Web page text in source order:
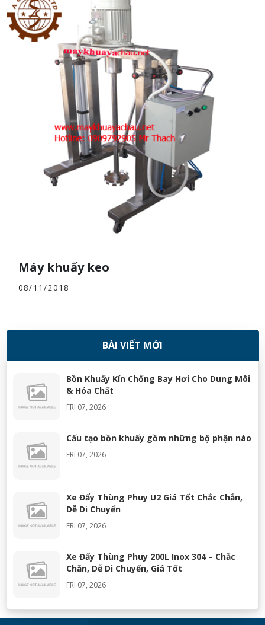
Máy khuấy keo
08/11/2018
BÀI VIẾT MỚI
Bồn Khuấy Kín Chống Bay Hơi Cho Dung Môi
& Hóa Chất
FRI 07, 2026
Cấu tạo bồn khuấy gồm những bộ phận nào
FRI 07, 2026
Xe Đẩy Thùng Phuy U2 Giá Tốt Chắc Chắn,
Dễ Di Chuyển
FRI 07, 2026
Xe Đẩy Thùng Phuy 200L Inox 304 – Chắc
Chắn, Dễ Di Chuyển, Giá Tốt
FRI 07, 2026
Máy Khuấy Silicon Inox 304 Chính Hãng |